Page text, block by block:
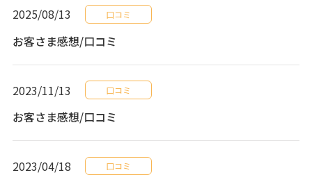
2025/08/13 口コミ
お客さま感想/口コミ
2023/11/13 口コミ
お客さま感想/口コミ
2023/04/18 口コミ